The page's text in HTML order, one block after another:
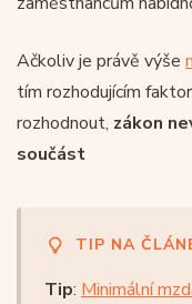
Ačkoliv je právě výše
tím rozhodujícím
rozhodnout, zákon
součást
TIP NA
Tip: Minimální